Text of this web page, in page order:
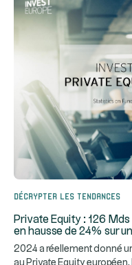
Décrypter les tendances
Private Equity : 126 Mds
en hausse de 24% sur
2024 a réellement donné
au Private Equity